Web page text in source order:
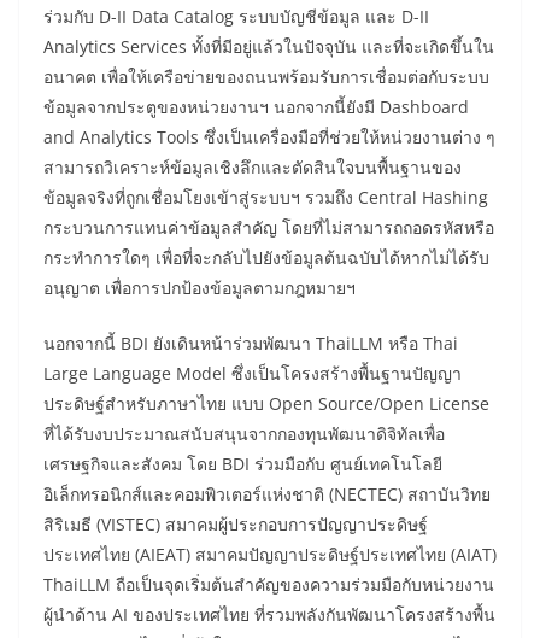
ร่วมกับ D-II Data Catalog ระบบบัญชีข้อมูล และ D-II
Analytics Services ทั้งที่มีอยู่แล้วในปัจจุบัน และที่จะเกิดขึ้นใน
อนาคต เพื่อให้เครือข่ายของถนนพร้อมรับการเชื่อมต่อกับระบบ
ข้อมูลจากประตูของหน่วยงานฯ นอกจากนี้ยังมี Dashboard
and Analytics Tools ซึ่งเป็นเครื่องมือที่ช่วยให้หน่วยงานต่าง ๆ
สามารถวิเคราะห์ข้อมูลเชิงลึกและตัดสินใจบนพื้นฐานของ
ข้อมูลจริงที่ถูกเชื่อมโยงเข้าสู่ระบบฯ รวมถึง Central Hashing
กระบวนการแทนค่าข้อมูลสำคัญ โดยที่ไม่สามารถถอดรหัสหรือ
กระทำการใดๆ เพื่อที่จะกลับไปยังข้อมูลต้นฉบับได้หากไม่ได้รับ
อนุญาต เพื่อการปกป้องข้อมูลตามกฎหมายฯ
นอกจากนี้ BDI ยังเดินหน้าร่วมพัฒนา ThaiLLM หรือ Thai
Large Language Model ซึ่งเป็นโครงสร้างพื้นฐานปัญญา
ประดิษฐ์สำหรับภาษาไทย แบบ Open Source/Open License
ที่ได้รับงบประมาณสนับสนุนจากกองทุนพัฒนาดิจิทัลเพื่อ
เศรษฐกิจและสังคม โดย BDI ร่วมมือกับ ศูนย์เทคโนโลยี
อิเล็กทรอนิกส์และคอมพิวเตอร์แห่งชาติ (NECTEC) สถาบันวิทย
สิริเมธี (VISTEC) สมาคมผู้ประกอบการปัญญาประดิษฐ์
ประเทศไทย (AIEAT) สมาคมปัญญาประดิษฐ์ประเทศไทย (AIAT)
ThaiLLM ถือเป็นจุดเริ่มต้นสำคัญของความร่วมมือกับหน่วยงาน
ผู้นำด้าน AI ของประเทศไทย ที่รวมพลังกันพัฒนาโครงสร้างพื้น